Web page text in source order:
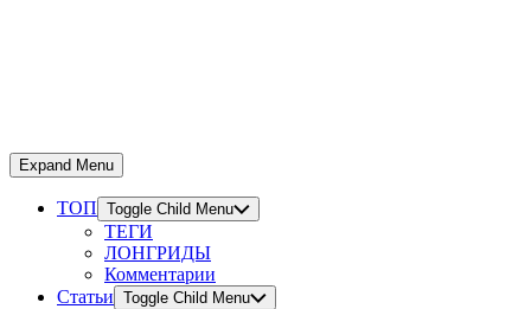
Expand Menu
ТОП Toggle Child Menu
ТЕГИ
ЛОНГРИДЫ
Комментарии
Статьи Toggle Child Menu